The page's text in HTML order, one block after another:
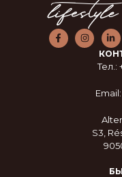
Тел.:
S3,